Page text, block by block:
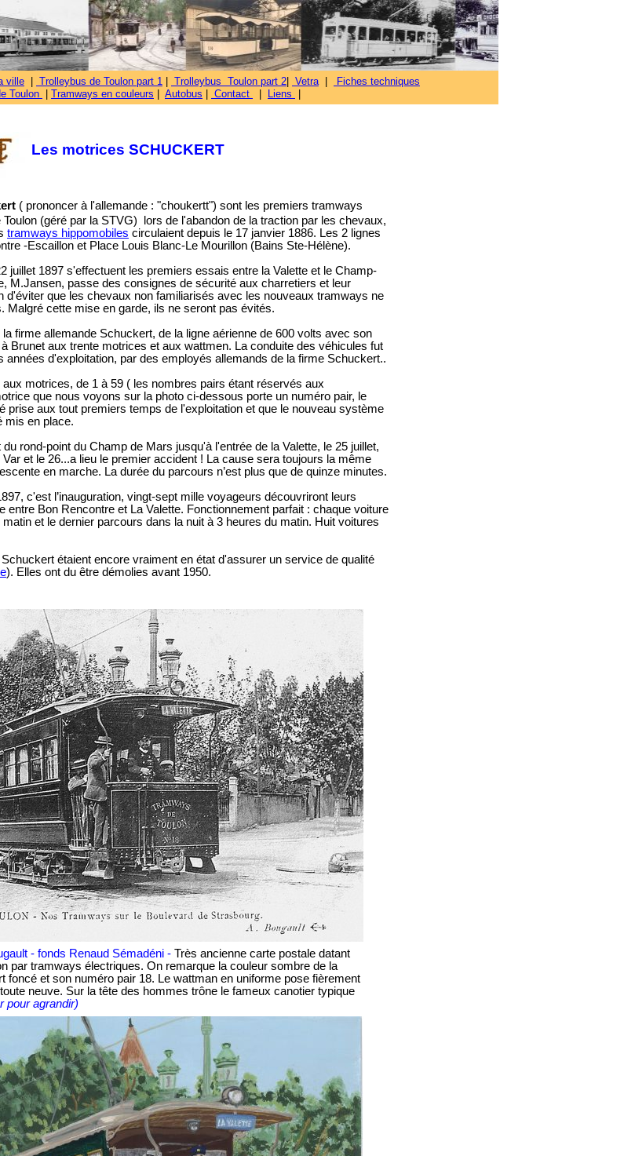
ville Trolleybus de Toulon part 1 Trolleybus Toulon part 2 Vetra|
Fiches techniques
Toulon Tramways en couleurs Autobus Contact Liens
Les motrices SCHUCKERT
( prononcer à l'allemande : "choukertt") sont les premiers tramways
(géré par la STVG) lors de l'abandon de la traction par les chevaux,
tramways hippomobiles circulaient depuis le 17 janvier 1886. Les 2 lignes
-Escaillon et Place Louis Blanc-Le Mourillon (Bains Ste-Hélène).
juillet 1897 s'effectuent les premiers essais entre la Valette et le Champ-
M.Jansen, passe des consignes de sécurité aux charretiers et leur
d'éviter que les chevaux non familiarisés avec les nouveaux tramways ne
Malgré cette mise en garde, ils ne seront pas évités.
firme allemande Schuckert, de la ligne aérienne de 600 volts avec son
Brunet aux trente motrices et aux wattmen. La conduite des véhicules fut
années d'exploitation, par des employés allemands de la firme Schuckert..
motrices, de 1 à 59 ( les nombres pairs étant réservés aux
que nous voyons sur la photo ci-dessous porte un numéro pair, le
prise aux tout premiers temps de l'exploitation et que le nouveau système
mis en place.
rond-point du Champ de Mars jusqu'à l'entrée de la Valette, le 25 juillet,
et le 26...a lieu le premier accident ! La cause sera toujours la même
en marche. La durée du parcours n’est plus que de quinze minutes.
c'est l’inauguration, vingt-sept mille voyageurs découvriront leurs
Bon Rencontre et La Valette. Fonctionnement parfait : chaque voiture
et le dernier parcours dans la nuit à 3 heures du matin. Huit voitures
étaient encore vraiment en état d'assurer un service de qualité
). Elles ont du être démolies avant 1950.
- fonds Renaud Sémadéni - Très ancienne carte postale datant
par tramways électriques. On remarque la couleur sombre de la
foncé et son numéro pair 18. Le wattman en uniforme pose fièrement
neuve. Sur la tête des hommes trône le fameux canotier typique
pour agrandir)